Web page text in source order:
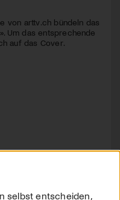
von arttv.ch bündeln das
Um das entsprechende
auf das Cover.
selbst entscheiden,